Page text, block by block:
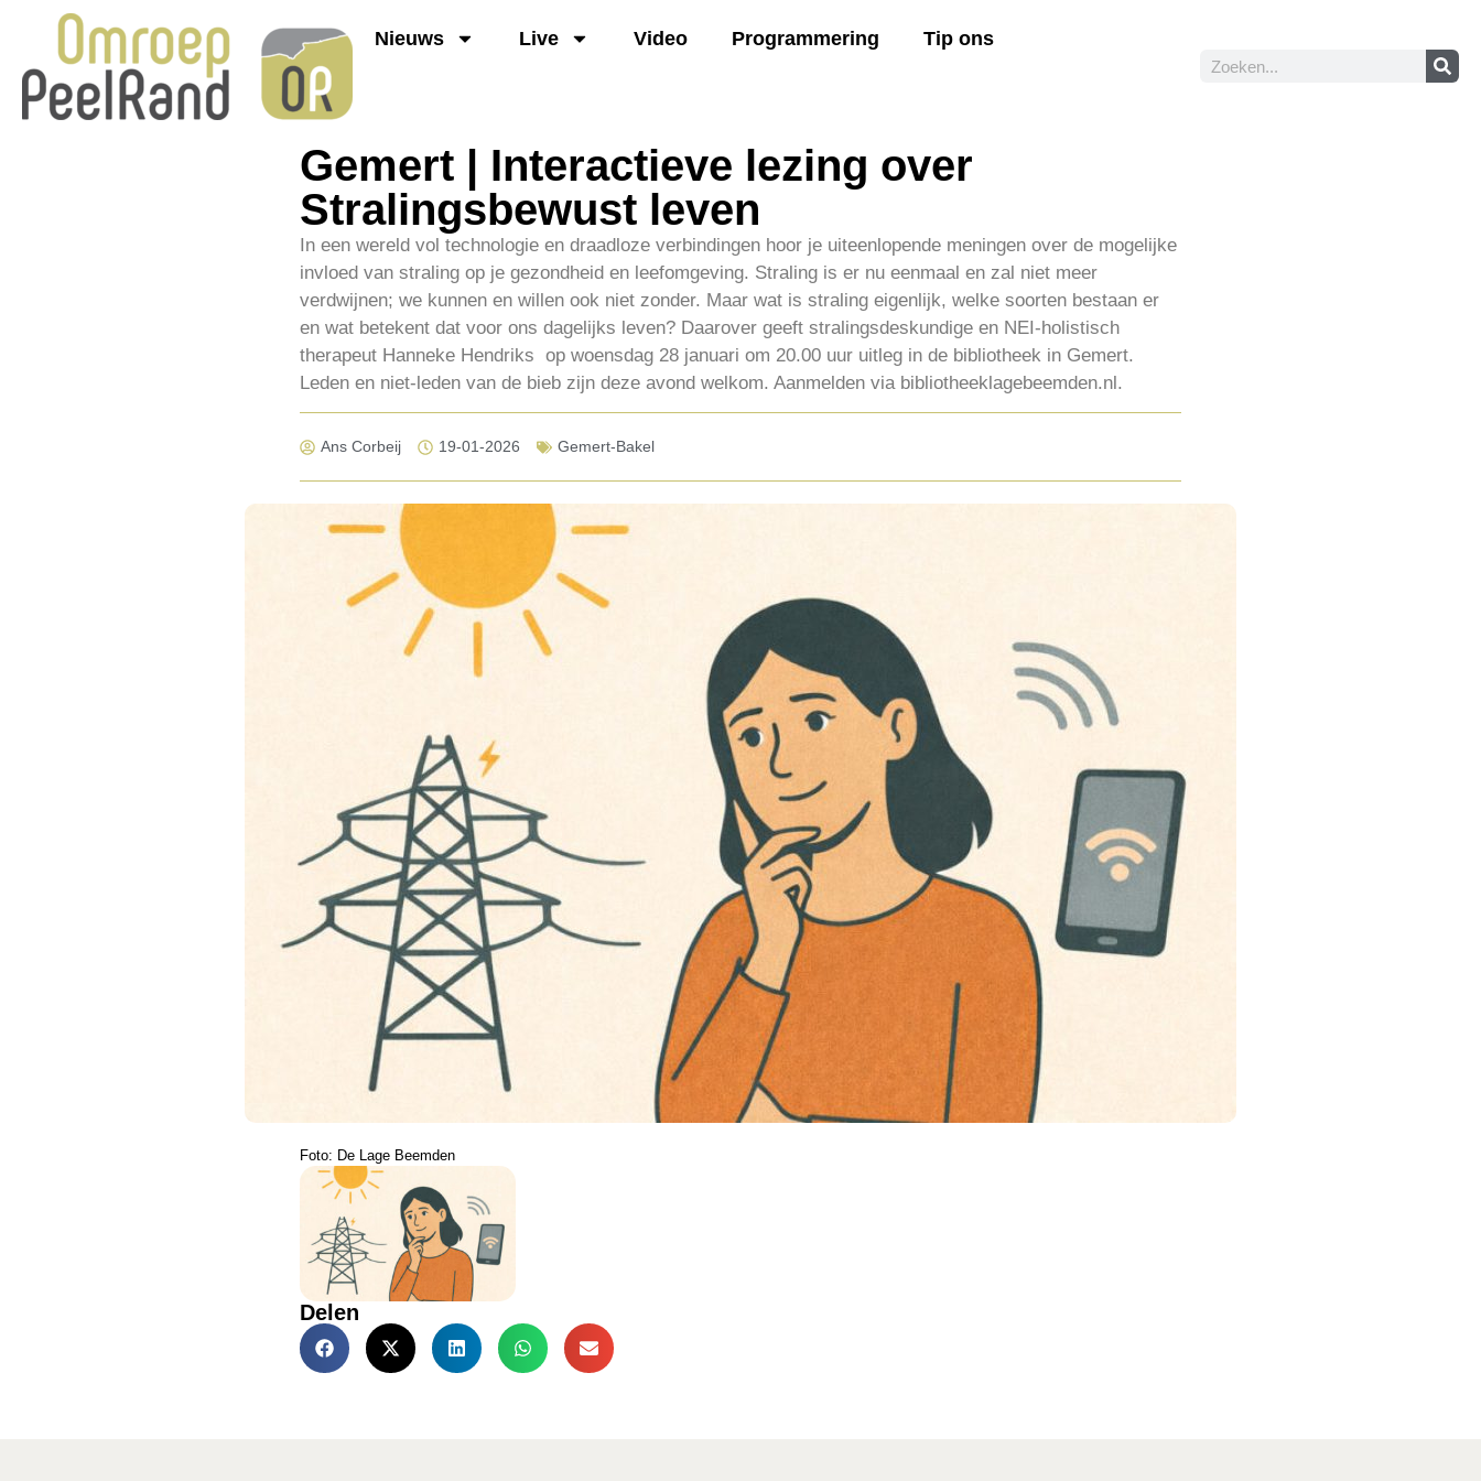
Nieuws Live Video Programmering Tip ons
Gemert | Interactieve lezing over
Stralingsbewust leven
In een wereld vol technologie en draadloze verbindingen hoor je uiteenlopende meningen over de mogelijke
invloed van straling op je gezondheid en leefomgeving. Straling is er nu eenmaal en zal niet meer
verdwijnen; we kunnen en willen ook niet zonder. Maar wat is straling eigenlijk, welke soorten bestaan er
en wat betekent dat voor ons dagelijks leven? Daarover geeft stralingsdeskundige en NEI-holistisch
therapeut Hanneke Hendriks op woensdag 28 januari om 20.00 uur uitleg in de bibliotheek in Gemert.
Leden en niet-leden van de bieb zijn deze avond welkom. Aanmelden via bibliotheeklagebeemden.nl.
Ans Corbeij 19-01-2026 Gemert-Bakel
Foto: De Lage Beemden
Delen